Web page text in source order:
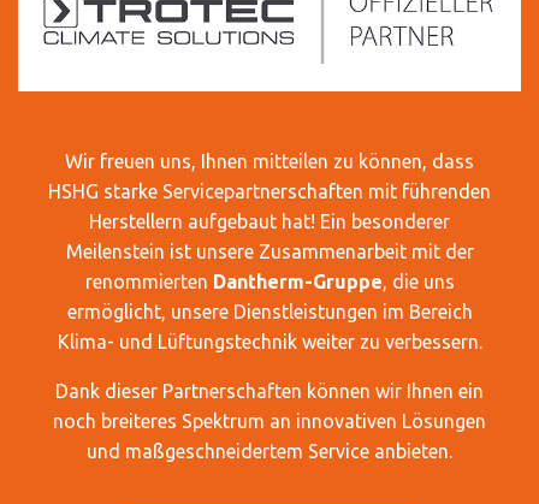
Wir freuen uns, Ihnen mitteilen zu können, dass
HSHG starke Servicepartnerschaften mit führenden
Herstellern aufgebaut hat! Ein besonderer
Meilenstein ist unsere Zusammenarbeit mit der
renommierten Dantherm-Gruppe, die uns
ermöglicht, unsere Dienstleistungen im Bereich
Klima- und Lüftungstechnik weiter zu verbessern.
Dank dieser Partnerschaften können wir Ihnen ein
noch breiteres Spektrum an innovativen Lösungen
und maßgeschneidertem Service anbieten.